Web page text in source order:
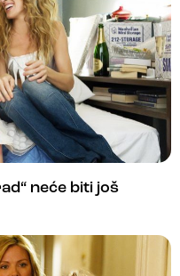
neće biti još